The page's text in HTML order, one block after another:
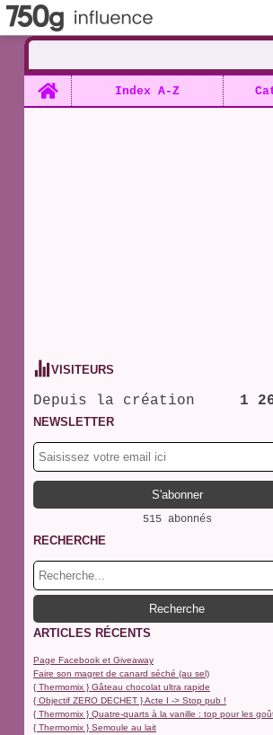
Home
Index A-Z
VISITEURS
Depuis la création 1
NEWSLETTER
515 abonnés
RECHERCHE
ARTICLES RÉCENTS
Page Facebook et Giveaway
Faire son magret de canard séché (au sel)
{ Thermomix } Gâteau chocolat ultra rapide
{ Objectif ZERO DECHET } Acte I -> Stop pub !
{ Thermomix } Quatre-quarts à la vanille : top pour les
{ Thermomix } Semoule au lait